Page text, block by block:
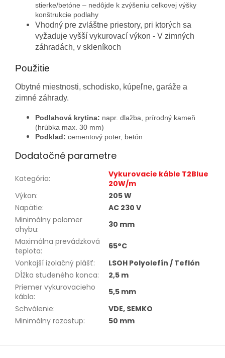
stierke/betóne – nedôjde k zvýšeniu celkovej výšky
konštrukcie podlahy
Vhodný pre zvláštne priestory, pri ktorých sa
vyžaduje vyšší vykurovací výkon - V zimných
záhradách, v skleníkoch
Použitie
Obytné miestnosti, schodisko, kúpeľne, garáže a
zimné záhrady.
Podlahová krytina: napr. dlažba, prírodný kameň
(hrúbka max. 30 mm)
Podklad: cementový poter, betón
Dodatočné parametre
Kategória:
Vykurovacie káble T2Blue
20W/m
Výkon:
205 W
Napätie:
AC 230 V
Minimálny polomer
ohybu:
30 mm
Maximálna prevádzková
teplota:
65°C
Vonkajší izolačný plášť:
LSOH Polyolefín / Teflón
Dĺžka studeného konca:
2,5 m
Priemer vykurovacieho
kábla:
5,5 mm
Schválenie:
VDE, SEMKO
Minimálny rozostup: 50 mm
Z